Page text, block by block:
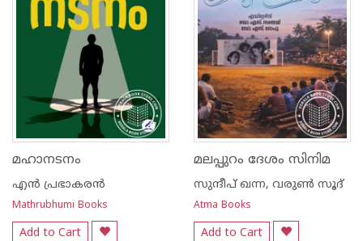
മഹാനടനം
എന്‍ പ്രഭാകരന്‍
Mathrubhumi Books
Add to Cart
മലപ്പുറം ദേശം സിനിമ
സുന്ദീപ് ഖന്ന, വരുൺ സൂദ്
Atma Books
Add to Cart